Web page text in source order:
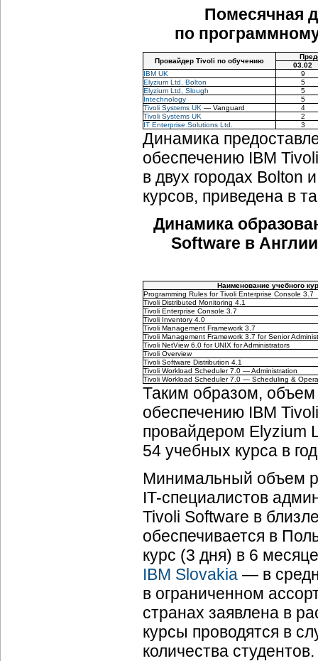
Помесячная
по
Провайдер Tivoli по обучению
03.02
IBM UK
9
Elyzium Ltd, Bolton
5
Elyzium Ltd, Slough
5
Intechnology
5
Tivoli Systems UK — Vanguard
4
Tivoli Systems UK
2
IT Enterprise Solutions Ltd.
3
Динамика
обеспечению IBM
в двух городах Bolton
курсов, приведена в
Динамика
Software в
Наименование учебного
Programming Rules for Tivoli Enterprise Console 3.7
Tivoli Distributed Monitoring 4.1
Tivoli Enterprise Console 3.7
Tivoli Inventory 4.0
Tivoli Management Framework 3.7
Tivoli Management Framework 3.7 for Senior
Tivoli NetView 6.0 for UNIX for Administrators
Tivoli Overview
Tivoli Software Distribution 4.1
Tivoli Workload Scheduler 7.0 — Administration
Tivoli Workload Scheduler 7.0 — Scheduling &
Таким образом, объем
обеспечению IBM
провайдером Elyzium
54 учебных курса в
Минимальный объем
IT-специалистов
Tivoli Software в
обеспечивается в
курс (3 дня) в 6
IBM Slovakia — в
в ограниченном
странах заявлена в
курсы проводятся в
количества студентов.